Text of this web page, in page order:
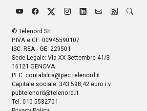
© Telenord Srl
P.IVA e CF: 00945590107
ISC. REA - GE: 229501
Sede Legale: Via XX Settembre 41/3
16121 GENOVA
PEC: contabilita@pec.telenord.it
Capitale sociale: 343.598,42 euro i.v.
pubtelenord@telenord.it
Tel. 010 5532701